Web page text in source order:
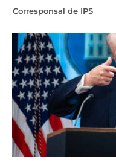
Corresponsal de IPS